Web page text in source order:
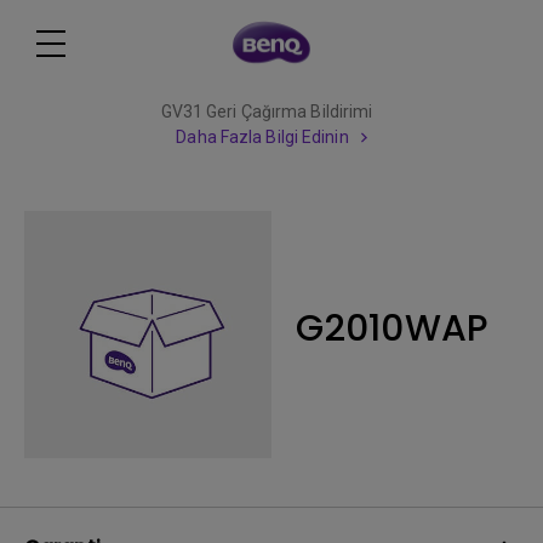
GV31 Geri Çağırma Bildirimi
Daha Fazla Bilgi Edinin
G2010WAP